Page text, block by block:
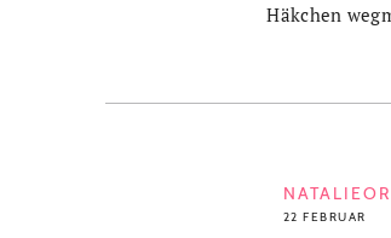
Häkchen
22 FEBRUAR